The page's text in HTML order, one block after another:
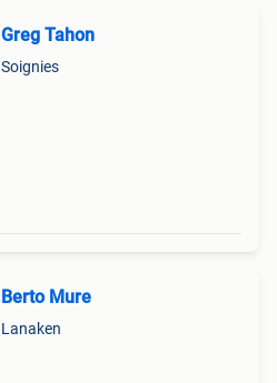
Greg Tahon
Soignies
Berto Mure
Lanaken